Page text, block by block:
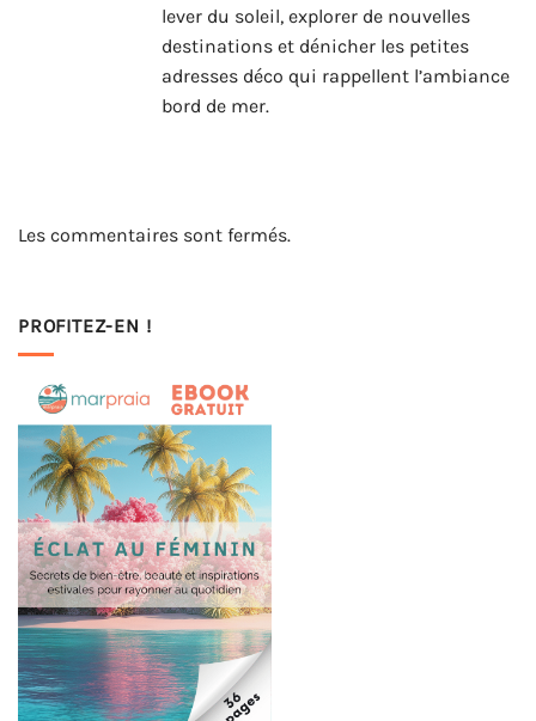
lever du soleil, explorer de nouvelles
destinations et dénicher les petites
adresses déco qui rappellent l’ambiance
bord de mer.
Les commentaires sont fermés.
PROFITEZ-EN !